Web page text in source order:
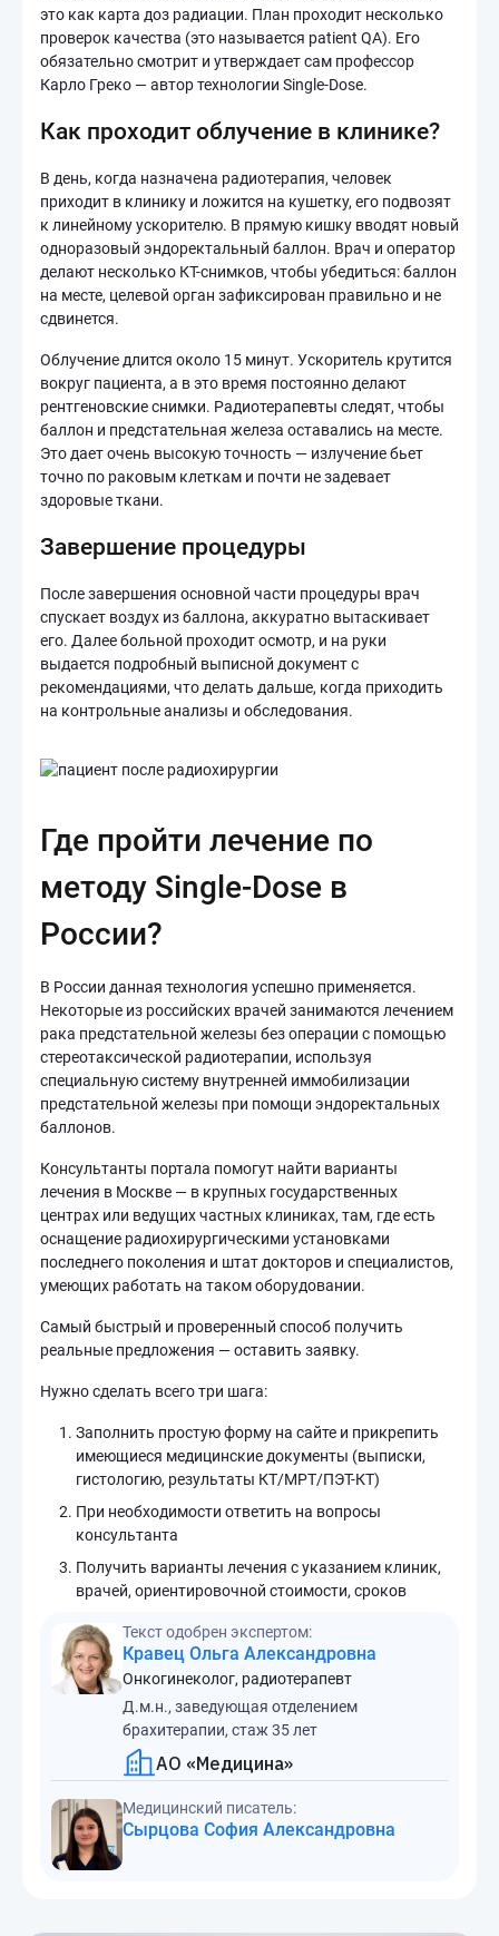
это как карта доз радиации. План проходит несколько
проверок качества (это называется patient QA). Его
обязательно смотрит и утверждает сам профессор
Карло Греко — автор технологии Single-Dose.
Как проходит облучение в клинике?
В день, когда назначена радиотерапия, человек
приходит в клинику и ложится на кушетку, его подвозят
к линейному ускорителю. В прямую кишку вводят новый
одноразовый эндоректальный баллон. Врач и оператор
делают несколько КТ-снимков, чтобы убедиться: баллон
на месте, целевой орган зафиксирован правильно и не
сдвинется.
Облучение длится около 15 минут. Ускоритель крутится
вокруг пациента, а в это время постоянно делают
рентгеновские снимки. Радиотерапевты следят, чтобы
баллон и предстательная железа оставались на месте.
Это дает очень высокую точность — излучение бьет
точно по раковым клеткам и почти не задевает
здоровые ткани.
Завершение процедуры
После завершения основной части процедуры врач
спускает воздух из баллона, аккуратно вытаскивает
его. Далее больной проходит осмотр, и на руки
выдается подробный выписной документ с
рекомендациями, что делать дальше, когда приходить
на контрольные анализы и обследования.
Где пройти лечение по
методу Single-Dose в
России?
В России данная технология успешно применяется.
Некоторые из российских врачей занимаются лечением
рака предстательной железы без операции с помощью
стереотаксической радиотерапии, используя
специальную систему внутренней иммобилизации
предстательной железы при помощи эндоректальных
баллонов.
Консультанты портала помогут найти варианты
лечения в Москве — в крупных государственных
центрах или ведущих частных клиниках, там, где есть
оснащение радиохирургическими установками
последнего поколения и штат докторов и специалистов,
умеющих работать на таком оборудовании.
Самый быстрый и проверенный способ получить
реальные предложения — оставить заявку.
Нужно сделать всего три шага:
Заполнить простую форму на сайте и прикрепить
имеющиеся медицинские документы (выписки,
гистологию, результаты КТ/МРТ/ПЭТ-КТ)
При необходимости ответить на вопросы
консультанта
Получить варианты лечения с указанием клиник,
врачей, ориентировочной стоимости, сроков
Текст одобрен экспертом:
Кравец Ольга Александровна
Онкогинеколог, радиотерапевт
Д.м.н., заведующая отделением
брахитерапии, стаж 35 лет
АО «Медицина»
Медицинский писатель:
Сырцова София Александровна